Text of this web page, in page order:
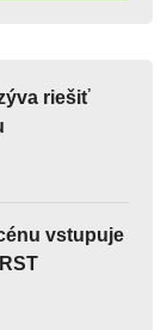
riešiť
vstupuje